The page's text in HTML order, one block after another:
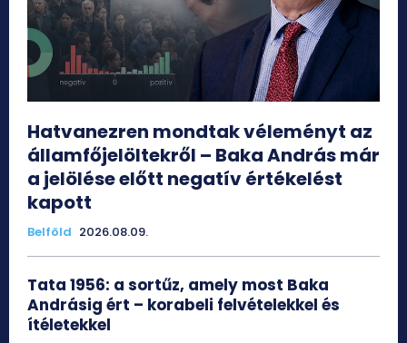
Hatvanezren mondtak véleményt az
államfőjelöltekről – Baka András már
a jelölése előtt negatív értékelést
kapott
Belföld 2026.08.09.
Tata 1956: a sortűz, amely most Baka
Andrásig ért – korabeli felvételekkel és
ítéletekkel